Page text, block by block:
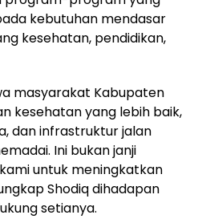
kebutuhan mendasar
kesehatan, pendidikan,
masyarakat Kabupaten
kesehatan yang lebih baik,
dan infrastruktur jalan
Ini bukan janji
untuk meningkatkan
Shodiq dihadapan
setianya.